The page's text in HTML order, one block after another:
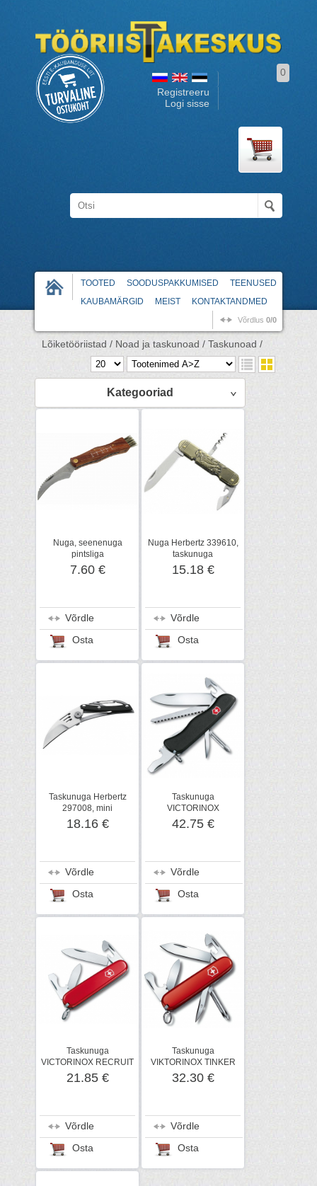
Registreeru
Logi sisse
0
TOOTED SOODUSPAKKUMISED
TEENUSED
KAUBAMÄRGID
MEIST KONTAKTANDMED
Võrdlus 0/0
Lõiketööriistad / Noad ja taskunoad / Taskunoad /
Kategooriad
Nuga, seenenuga
pintsliga
7.60 €
Võrdle
Osta
Nuga Herbertz 339610,
taskunuga
15.18 €
Võrdle
Osta
Taskunuga Herbertz
297008, mini
18.16 €
Võrdle
Osta
Taskunuga
VICTORINOX
TRAILMASTER
42.75 €
Võrdle
Osta
Taskunuga
VICTORINOX RECRUIT
21.85 €
Võrdle
Osta
Taskunuga
VIKTORINOX TINKER
32.30 €
Võrdle
Osta